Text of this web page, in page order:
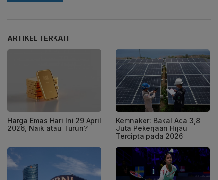
ARTIKEL TERKAIT
Harga Emas Hari Ini 29 April
2026, Naik atau Turun?
Kemnaker: Bakal Ada 3,8
Juta Pekerjaan Hijau
Tercipta pada 2026